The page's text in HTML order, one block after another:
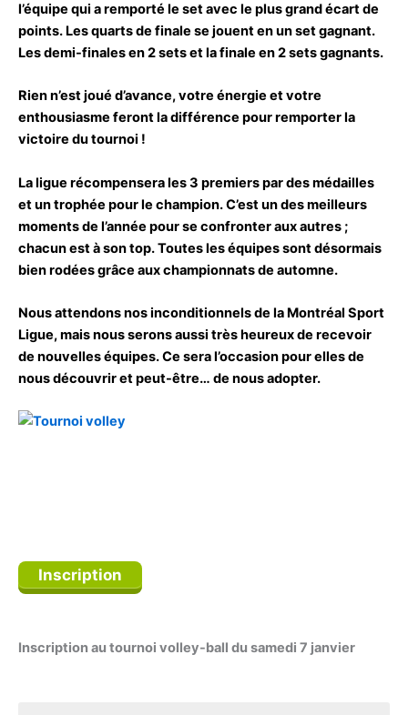
l’équipe qui a remporté le set avec le plus grand écart de
points. Les quarts de finale se jouent en un set gagnant.
Les demi-finales en 2 sets et la finale en 2 sets gagnants.
Rien n’est joué d’avance, votre énergie et votre
enthousiasme feront la différence pour remporter la
victoire du tournoi !
La ligue récompensera les 3 premiers par des médailles
et un trophée pour le champion. C’est un des meilleurs
moments de l’année pour se confronter aux autres ;
chacun est à son top. Toutes les équipes sont désormais
bien rodées grâce aux championnats de automne.
Nous attendons nos inconditionnels de la Montréal Sport
Ligue, mais nous serons aussi très heureux de recevoir
de nouvelles équipes. Ce sera l’occasion pour elles de
nous découvrir et peut-être… de nous adopter.
Inscription
Inscription au tournoi volley-ball du samedi 7 janvier